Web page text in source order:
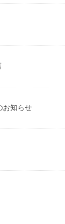
お知らせ